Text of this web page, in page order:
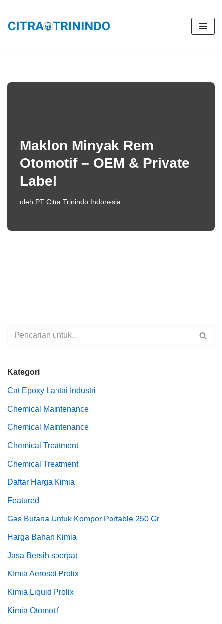
Lompat
Maklon Minyak Rem
Otomotif – OEM & Private
Label
oleh PT Citra Trinindo Indonesia
Kategori
Cat Epoxy Lantai Industri
Chemical Maintenance
Chemical Maintenance
Chemical Treatment
Chemical Treatment
Daftar Harga Kimia
Featured
Gas Butana Untuk Kompor Portable 250 Gr
Harga Bahan Kimia
Jasa Bersih sperpat
KImia Aerosol Prolix
Kimia Liquid Prolix
Kimia Otomotif